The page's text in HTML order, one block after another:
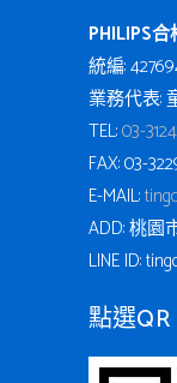
PHILIPS
統編:
業務代表:
TEL:03-
FAX: 03-
E-MAIL:
ADD: 桃園
LINE ID:
點選QR